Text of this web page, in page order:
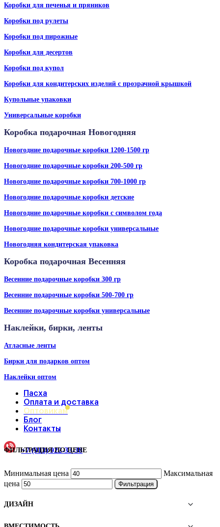
Коробки для печенья и пряников
Коробки под рулеты
Коробки под пирожные
Коробки для десертов
Коробки под купол
Коробки для кондитерских изделий с прозрачной крышкой
Купольные упаковки
Универсальные коробки
Коробка подарочная Новогодняя
Новогодние подарочные коробки 1200-1500 гр
Новогодние подарочные коробки 200-500 гр
Новогодние подарочные коробки 700-1000 гр
Новогодние подарочные коробки детские
Новогодние подарочные коробки с символом года
Новогодние подарочные коробки универсальные
Новогодняя кондитерская упаковка
Коробка подарочная Весенняя
Весенние подарочные коробки 300 гр
Весенние подарочные коробки 500-700 гр
Весенние подарочные коробки универсальные
Наклейки, бирки, ленты
Атласные ленты
Бирки для подарков оптом
Наклейки оптом
Пасха
Оплата и доставка
Оптовикам
Блог
Контакты
+7 (913) 922-33-38
ФИЛЬТРАЦИЯ ПО ЦЕНЕ
Минимальная цена
Максимальная
цена
Фильтрация
ДИЗАЙН